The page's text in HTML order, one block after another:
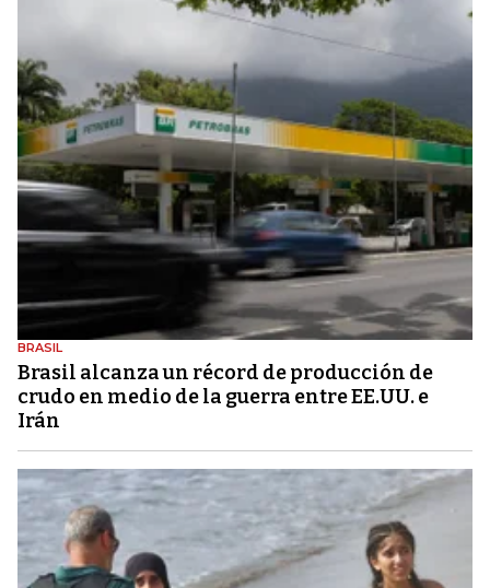
BRASIL
Brasil alcanza un récord de producción de
crudo en medio de la guerra entre EE.UU. e
Irán